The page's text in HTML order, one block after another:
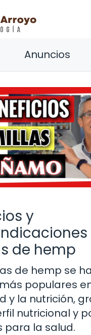
Anuncios
y
de hemp
de hemp se
populares
y la nutrición,
nutricional y
para la salud.